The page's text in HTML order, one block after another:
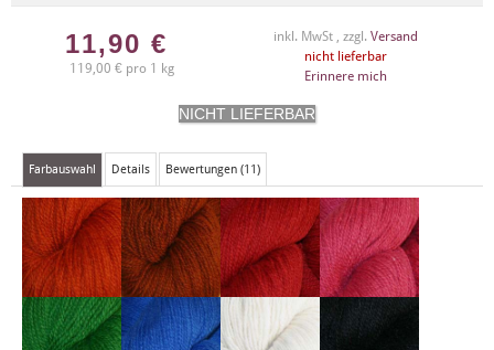
11,90 €
119,00 € pro 1 kg
inkl. MwSt , zzgl. Versand
nicht lieferbar
Erinnere mich
Farbauswahl Details Bewertungen (11)